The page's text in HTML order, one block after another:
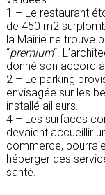
1 – Le restaurant
de 450 m2
la Mairie ne trouve
“premium“.
donné son accord
2 – Le parking
envisagée sur les
installé ailleurs.
4 – Les surfaces
devaient accueillir
commerce,
héberger des
santé.